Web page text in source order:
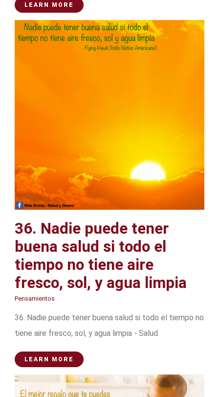
LEARN MORE
36. Nadie puede tener
buena salud si todo el
tiempo no tiene aire
fresco, sol, y agua limpia
Pensamientos
36. Nadie puede tener buena salud si todo el tiempo no
tiene aire fresco, sol, y agua limpia - Salud
LEARN MORE